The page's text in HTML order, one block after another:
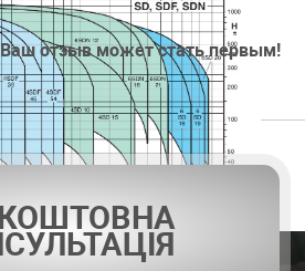
отзыв может стать первым!